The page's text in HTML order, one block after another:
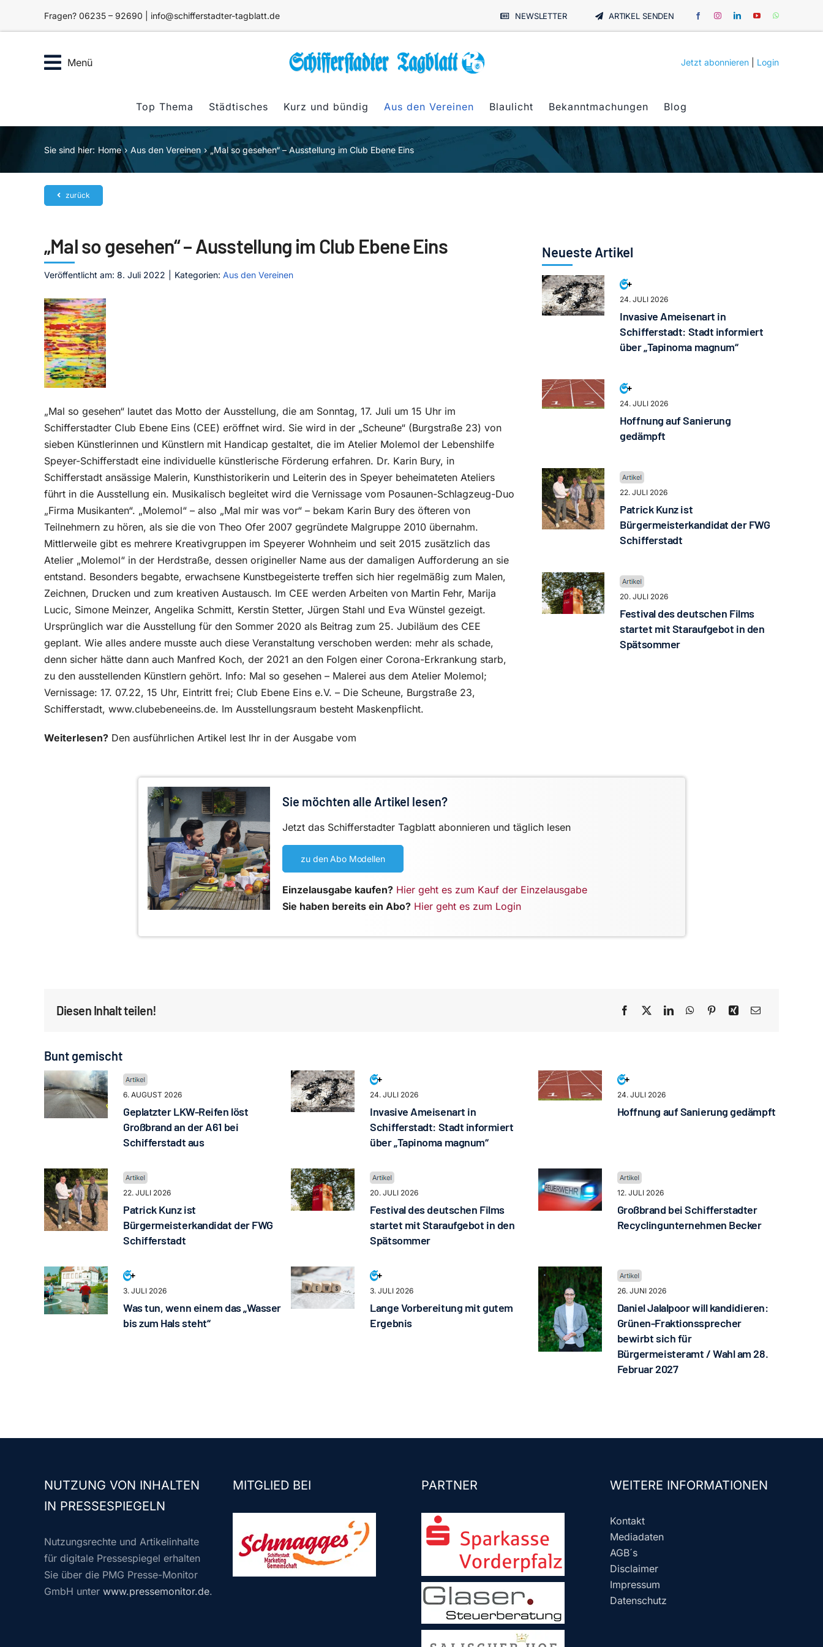
Fragen? 06235 – 92690 | info@schifferstadter-tagblatt.de NEWSLETTER ARTIKEL SENDEN
Menü Jetzt abonnieren Login
Top Thema Städtisches Kurz und bündig Aus den Vereinen Blaulicht Bekanntmachungen Blog
Sie sind hier: Home Aus den Vereinen „Mal so gesehen“ – Ausstellung im Club Ebene Eins
zurück
„Mal so gesehen“ – Ausstellung im Club Ebene Eins
Veröffentlicht am: 8. Juli 2022 Kategorien: Aus den Vereinen
„Mal so gesehen“ lautet das Motto der Ausstellung, die am Sonntag, 17. Juli um 15 Uhr im
Schifferstadter Club Ebene Eins (CEE) eröffnet wird. Sie wird in der „Scheune“ (Burgstraße 23) von
sieben Künstlerinnen und Künstlern mit Handicap gestaltet, die im Atelier Molemol der Lebenshilfe
Speyer-Schifferstadt eine individuelle künstlerische Förderung erfahren. Dr. Karin Bury, in
Schifferstadt ansässige Malerin, Kunsthistorikerin und Leiterin des in Speyer beheimateten Ateliers
führt in die Ausstellung ein. Musikalisch begleitet wird die Vernissage vom Posaunen-Schlagzeug-Duo
„Firma Musikanten“. „Molemol“ – also „Mal mir was vor“ – bekam Karin Bury des öfteren von
Teilnehmern zu hören, als sie die von Theo Ofer 2007 gegründete Malgruppe 2010 übernahm.
Mittlerweile gibt es mehrere Kreativgruppen im Speyerer Wohnheim und seit 2015 zusätzlich das
Atelier „Molemol“ in der Herdstraße, dessen origineller Name aus der damaligen Aufforderung an sie
entstand. Besonders begabte, erwachsene Kunstbegeisterte treffen sich hier regelmäßig zum Malen,
Zeichnen, Drucken und zum kreativen Austausch. Im CEE werden Arbeiten von Martin Fehr, Marija
Lucic, Simone Meinzer, Angelika Schmitt, Kerstin Stetter, Jürgen Stahl und Eva Wünstel gezeigt.
Ursprünglich war die Ausstellung für den Sommer 2020 als Beitrag zum 25. Jubiläum des CEE
geplant. Wie alles andere musste auch diese Veranstaltung verschoben werden: mehr als schade,
denn sicher hätte dann auch Manfred Koch, der 2021 an den Folgen einer Corona-Erkrankung starb,
zu den ausstellenden Künstlern gehört. Info: Mal so gesehen – Malerei aus dem Atelier Molemol;
Vernissage: 17. 07.22, 15 Uhr, Eintritt frei; Club Ebene Eins e.V. – Die Scheune, Burgstraße 23,
Schifferstadt, www.clubebeneeins.de. Im Ausstellungsraum besteht Maskenpflicht.
Weiterlesen? Den ausführlichen Artikel lest Ihr in der Ausgabe vom
Neueste Artikel
24. JULI 2026
Invasive Ameisenart in
Schifferstadt: Stadt informiert
über „Tapinoma magnum“
24. JULI 2026
Hoffnung auf Sanierung
gedämpft
22. JULI 2026
Patrick Kunz ist
Bürgermeisterkandidat der FWG
Schifferstadt
20. JULI 2026
Festival des deutschen Films
startet mit Staraufgebot in den
Spätsommer
Sie möchten alle Artikel lesen?
Jetzt das Schifferstadter Tagblatt abonnieren und täglich lesen
zu den Abo Modellen
Einzelausgabe kaufen? Hier geht es zum Kauf der Einzelausgabe
Sie haben bereits ein Abo? Hier geht es zum Login
Diesen Inhalt teilen!
Bunt gemischt
6. AUGUST 2026
Geplatzter LKW-Reifen löst
Großbrand an der A61 bei
Schifferstadt aus
24. JULI 2026
Invasive Ameisenart in
Schifferstadt: Stadt informiert
über „Tapinoma magnum“
24. JULI 2026
Hoffnung auf Sanierung gedämpft
22. JULI 2026
Patrick Kunz ist
Bürgermeisterkandidat der FWG
Schifferstadt
20. JULI 2026
Festival des deutschen Films
startet mit Staraufgebot in den
Spätsommer
12. JULI 2026
Großbrand bei Schifferstadter
Recyclingunternehmen Becker
3. JULI 2026
Was tun, wenn einem das „Wasser
bis zum Hals steht“
3. JULI 2026
Lange Vorbereitung mit gutem
Ergebnis
26. JUNI 2026
Daniel Jalalpoor will kandidieren:
Grünen-Fraktionssprecher
bewirbt sich für
Bürgermeisteramt / Wahl am 28.
Februar 2027
NUTZUNG VON INHALTEN
IN PRESSESPIEGELN
Nutzungsrechte und Artikelinhalte
für digitale Pressespiegel erhalten
Sie über die PMG Presse-Monitor
GmbH unter www.pressemonitor.de.
MITGLIED BEI PARTNER WEITERE INFORMATIONEN
Kontakt
Mediadaten
AGB´s
Disclaimer
Impressum
Datenschutz